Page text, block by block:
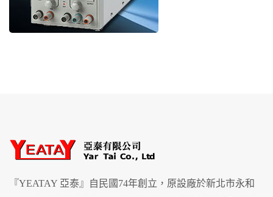
『YEATAY 亞泰』自民國74年創立，原設廠於新北市永和